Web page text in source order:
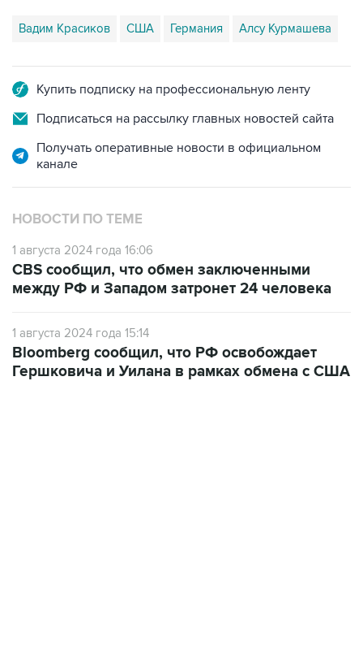
Подписаться на рассылку главных новостей сайта
Получать оперативные новости в официальном
НОВОСТИ ПО ТЕМЕ
1 августа 2024 года 16:06
между РФ и Западом затронет 24 человека
1 августа 2024 года 15:14
Гершковича и Уилана в рамках обмена с США